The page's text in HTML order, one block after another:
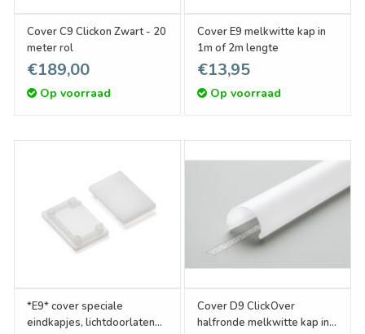
Cover C9 Clickon Zwart - 20
meter rol
€189,00
Op voorraad
Cover E9 melkwitte kap in
1m of 2m lengte
€13,95
Op voorraad
*E9* cover speciale
eindkapjes, lichtdoorlatend
Cover D9 ClickOver
halfronde melkwitte kap in